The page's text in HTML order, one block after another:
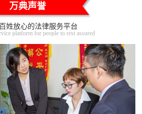
万典声誉
姓放心的法律服务平台
platform for people to rest assured